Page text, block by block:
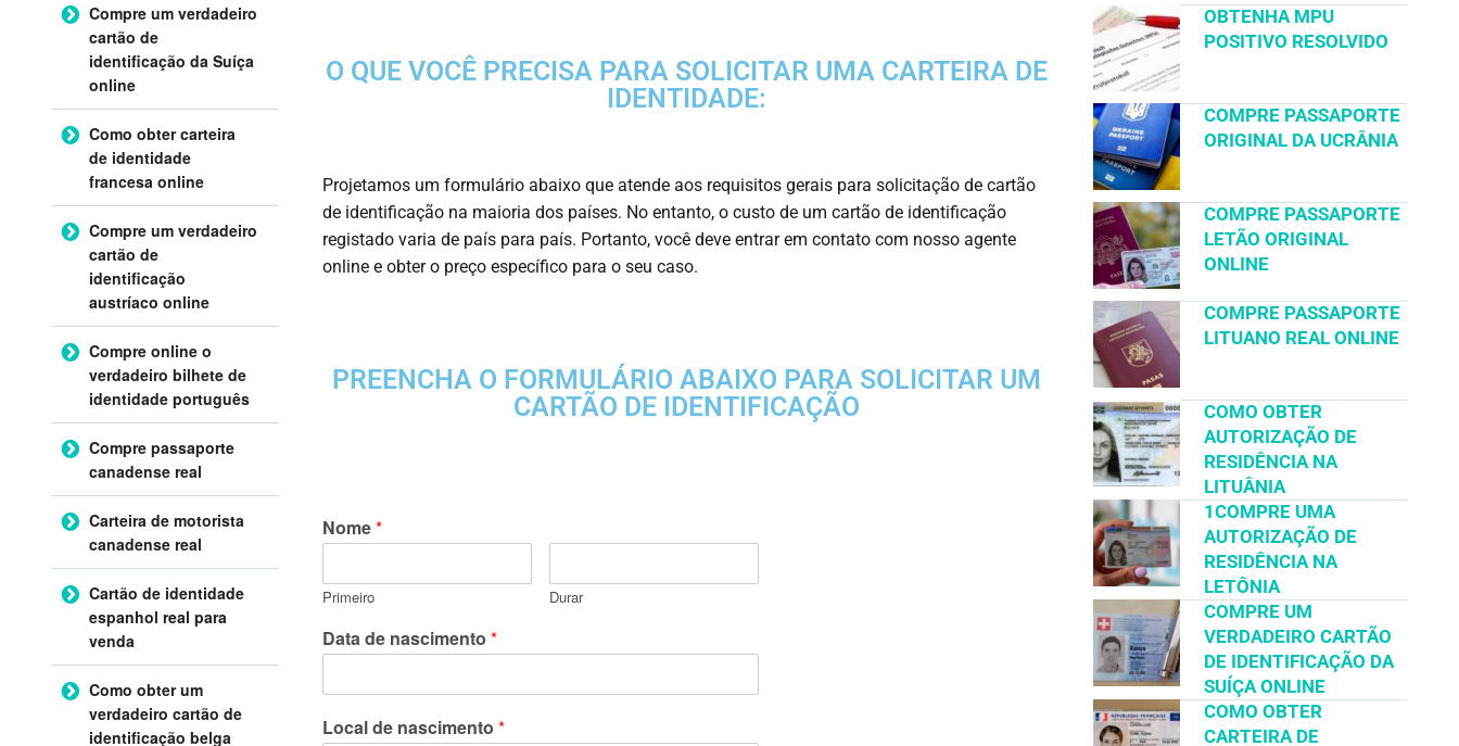
O QUE VOCÊ PRECISA PARA SOLICITAR UMA CARTEIRA DE
IDENTIDADE:
Projetamos um formulário abaixo que atende aos requisitos gerais para solicitação de cartão
de identificação na maioria dos países. No entanto, o custo de um cartão de identificação
registado varia de país para país. Portanto, você deve entrar em contato com nosso agente
online e obter o preço específico para o seu caso.
PREENCHA O FORMULÁRIO ABAIXO PARA SOLICITAR UM
CARTÃO DE IDENTIFICAÇÃO
Nome*
Primeiro Durar
Data de nascimento *
Local de nascimento *
Compre um verdadeiro
cartão de
identificação da Suíça
online
Como obter carteira
de identidade
francesa online
Compre um verdadeiro
cartão de
identificação
austríaco online
Compre online o
verdadeiro bilhete de
identidade português
Compre passaporte
canadense real
Carteira de motorista
canadense real
Cartão de identidade
espanhol real para
venda
Como obter um
verdadeiro cartão de
identificação belga
OBTENHA MPU
POSITIVO RESOLVIDO
COMPRE PASSAPORTE
ORIGINAL DA UCRÂNIA
COMPRE PASSAPORTE
LETÃO ORIGINAL
ONLINE
COMPRE PASSAPORTE
LITUANO REAL ONLINE
COMO OBTER
AUTORIZAÇÃO DE
RESIDÊNCIA NA
LITUÂNIA
1COMPRE UMA
AUTORIZAÇÃO DE
RESIDÊNCIA NA
LETÔNIA
COMPRE UM
VERDADEIRO CARTÃO
DE IDENTIFICAÇÃO DA
SUÍÇA ONLINE
COMO OBTER
CARTEIRA DE